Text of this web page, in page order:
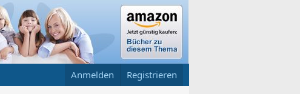
Anmelden Registrieren